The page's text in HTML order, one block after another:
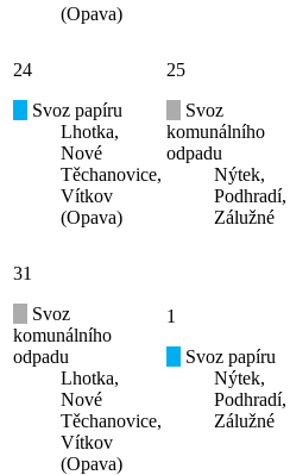
(Opava)
24
Svoz papíru
Lhotka,
Nové
Těchanovice,
Vítkov
(Opava)
25
Svoz
komunálního
odpadu
Nýtek,
Podhradí,
Zálužné
31
Svoz
komunálního
odpadu
Lhotka,
Nové
Těchanovice,
Vítkov
(Opava)
1
Svoz papíru
Nýtek,
Podhradí,
Zálužné